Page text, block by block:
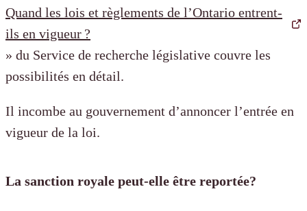
Quand les lois et règlements de l’Ontario entrent-
ils en vigueur ?
» du Service de recherche législative couvre les
possibilités en détail.
Il incombe au gouvernement d’annoncer l’entrée en
vigueur de la loi.
La sanction royale peut-elle être reportée?